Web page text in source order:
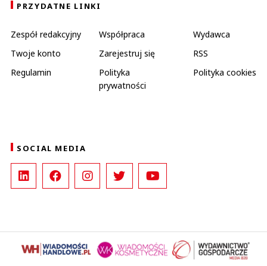
PRZYDATNE LINKI
Zespół redakcyjny Współpraca
Wydawca
Twoje konto
Zarejestruj się
RSS
Regulamin
Polityka
prywatności
Polityka cookies
SOCIAL MEDIA